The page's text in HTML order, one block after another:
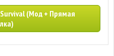
(Мод + Прямая